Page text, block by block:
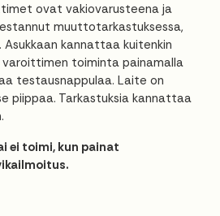
ovat vakiovarusteena ja
muuttotarkastuksessa,
kannattaa kuitenkin
toiminta painamalla
testausnappulaa. Laite on
piippaa. Tarkastuksia kannattaa
ei toimi, kun painat